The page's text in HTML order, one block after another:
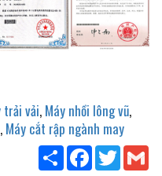
trải vải, Máy nhồi lông vũ,
, Máy cắt rập ngành may
ShareFacebook
Twitter